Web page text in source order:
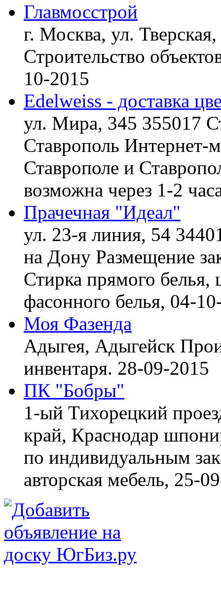
Главмосстрой
г. Москва, ул.
Строительство
10-2015
Edelweiss - доставка
ул. Мира, 345 355017
Ставрополь Интернет-
Ставрополе и
возможна через 1-2
Прачечная "Идеал"
ул. 23-я линия, 54
на Дону Размещение
Стирка прямого
фасонного белья, 04-
Моя Фазенда
Адыгея, Адыгейск
инвентаря. 28-09-2015
ПК "Бобры"
1-ый Тихорецкий
край, Краснодар
по индивидуальным
авторская мебель, 25-